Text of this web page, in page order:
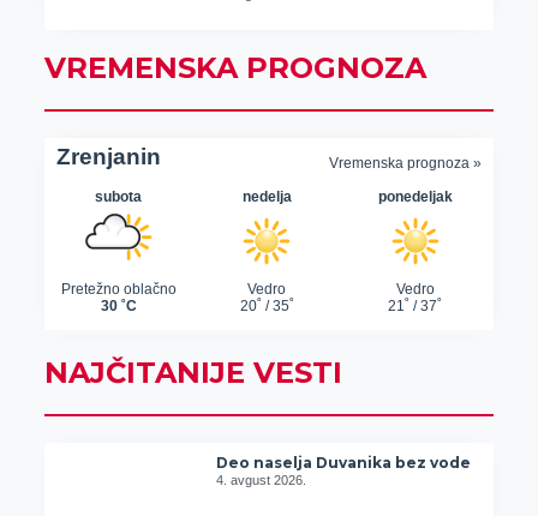
VREMENSKA PROGNOZA
NAJČITANIJE VESTI
Deo naselja Duvanika bez vode
4. avgust 2026.